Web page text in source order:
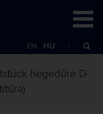
EN HU
hegedűre D-